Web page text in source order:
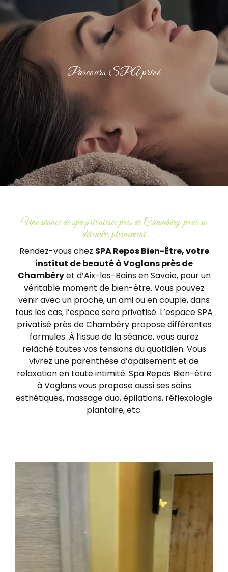
Soins esthétiques tarifs
Soins énergétiques tarifs
Soins holistiques tarifs
Bons cadeaux
Actualités
Contact
Mon compte
Panier
Parcours SPA privé
Une séance de spa privatisée près de Chambéry pour se
détendre pleinement
Rendez-vous chez SPA Repos Bien-Être, votre
institut de beauté à Voglans près de
Chambéryet d’Aix-les-Bains en Savoie, pour un
véritable moment de bien-être. Vous pouvez
venir avec un proche, un ami ou en couple, dans
tous les cas, l’espace sera privatisé. L’espace SPA
privatisé près de Chambéry propose différentes
formules. À l’issue de la séance, vous aurez
relâché toutes vos tensions du quotidien. Vous
vivrez une parenthèse d’apaisement et de
relaxation en toute intimité. Spa Repos Bien-être
à Voglans vous propose aussi ses soins
esthétiques, massage duo, épilations, réflexologie
plantaire, etc.